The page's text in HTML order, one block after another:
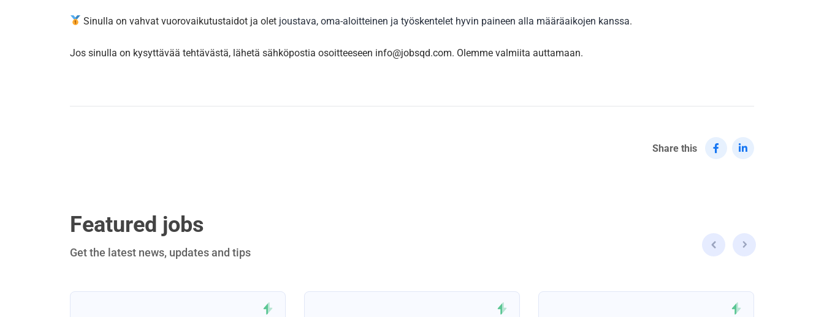
Sinulla on vahvat vuorovaikutustaidot ja olet joustava, oma-aloitteinen ja työskentelet hyvin paineen alla määräaikojen kanssa.
Jos sinulla on kysyttävää tehtävästä, lähetä sähköpostia osoitteeseen info@jobsqd.com. Olemme valmiita auttamaan.
Share this
Featured jobs
Get the latest news, updates and tips